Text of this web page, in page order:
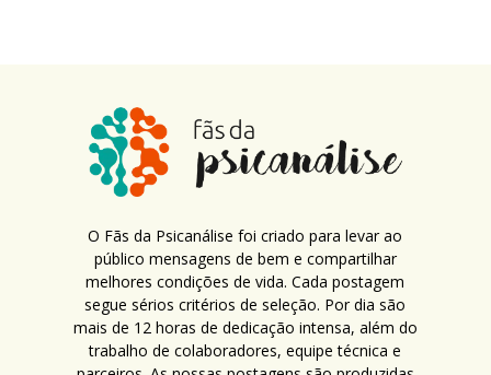
O Fãs da Psicanálise foi criado para levar ao
público mensagens de bem e compartilhar
melhores condições de vida. Cada postagem
segue sérios critérios de seleção. Por dia são
mais de 12 horas de dedicação intensa, além do
trabalho de colaboradores, equipe técnica e